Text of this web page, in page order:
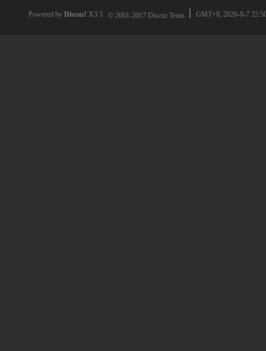
Powered by Discuz! X3.5 © 2001-2017 Discuz Team. GMT+8, 2026-8-7